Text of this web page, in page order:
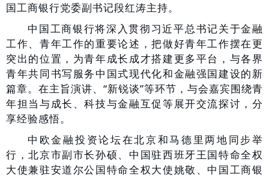
国工商银行党委副书记段红涛主持。
中国工商银行将深入贯彻习近平总书记关于金融
工作、青年工作的重要论述，把做好青年工作摆在更
突出的位置，为青年成长成才搭建更多平台，与各界
青年共同书写服务中国式现代化和金融强国建设的新
篇章。在主旨演讲、“新锐谈”等环节，与会嘉宾围绕青
年担当与成长、科技与金融互促等展开交流探讨，分
享经验感悟。
中欧金融投资论坛在北京和马德里两地同步举
行，北京市副市长孙硕、中国驻西班牙王国特命全权
大使兼驻安道尔公国特命全权大使姚敬、 中国工商银